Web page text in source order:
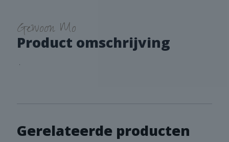
Gewoon Mo
Product omschrijving
.
Gerelateerde producten